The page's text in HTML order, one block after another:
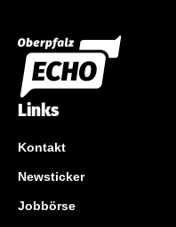
Links
Kontakt
Newsticker
Jobbörse